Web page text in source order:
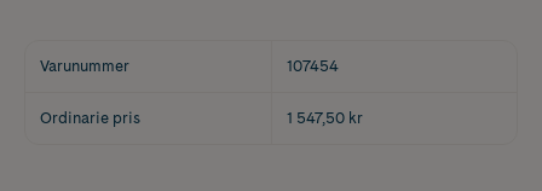
Varunummer 107454
Ordinarie pris 1 547,50 kr